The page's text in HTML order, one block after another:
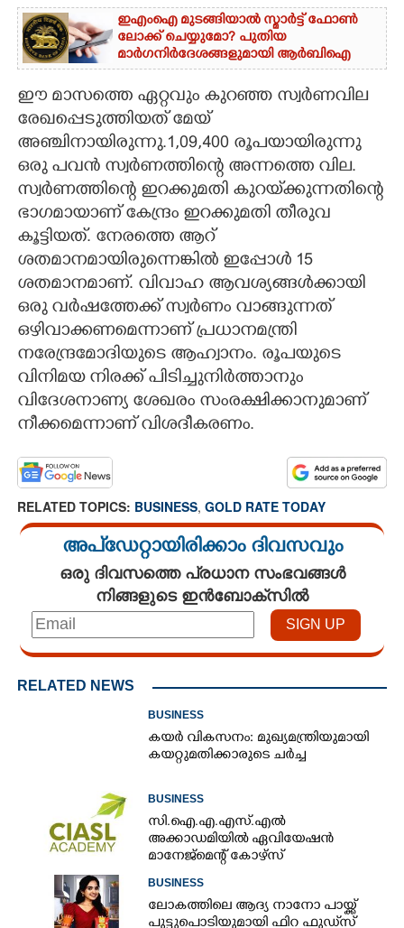
ഇഎംഐ മുടങ്ങിയാൽ സ്മാർട്ട് ഫോൺ
ലോക്ക് ചെയ്യുമോ? പുതിയ
മാർഗനിർദേശങ്ങളുമായി ആർബിഐ
ഈ മാസത്തെ ഏറ്റവും കുറഞ്ഞ സ്വർണവില
രേഖപ്പെടുത്തിയത് മേയ്
അഞ്ചിനായിരുന്നു.1,09,400 രൂപയായിരുന്നു
ഒരു പവൻ സ്വർണത്തിന്റെ അന്നത്തെ വില.
സ്വർണത്തിന്റെ ഇറക്കുമതി കുറയ്‌ക്കുന്നതിന്റെ
ഭാഗമായാണ് കേന്ദ്രം ഇറക്കുമതി തീരുവ
കൂട്ടിയത്. നേരത്തെ ആറ്
ശതമാനമായിരുന്നെങ്കിൽ ഇപ്പോൾ 15
ശതമാനമാണ്. വിവാഹ ആവശ്യങ്ങൾക്കായി
ഒരു വർഷത്തേക്ക് സ്വർണം വാങ്ങുന്നത്
ഒഴിവാക്കണമെന്നാണ് പ്രധാനമന്ത്രി
നരേന്ദ്രമോദിയുടെ ആഹ്വാനം. രൂപയുടെ
വിനിമയ നിരക്ക് പിടിച്ചുനിർത്താനും
വിദേശനാണ്യ ശേഖരം സംരക്ഷിക്കാനുമാണ്
നീക്കമെന്നാണ് വിശദീകരണം.
RELATED TOPICS: BUSINESS, GOLD RATE TODAY
അപ്ഡേറ്റായിരിക്കാം ദിവസവും
ഒരു ദിവസത്തെ പ്രധാന സംഭവങ്ങൾ
നിങ്ങളുടെ ഇൻബോക്സിൽ
RELATED NEWS
BUSINESS
കയർ വികസനം: മുഖ്യമന്ത്രിയുമായി
കയറ്റുമതിക്കാരുടെ ചർച്ച
BUSINESS
സി.ഐ.എ.എസ്.എൽ
അക്കാഡമിയിൽ ഏവിയേഷൻ
മാനേജ്മെന്റ് കോഴ്സ്
BUSINESS
ലോകത്തിലെ ആദ്യ നാനോ പായ്ക്ക്
പുട്ടുപൊടിയുമായി ഫിറ ഫുഡ്‌സ്